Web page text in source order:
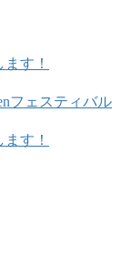
す！
フェスティバル
す！